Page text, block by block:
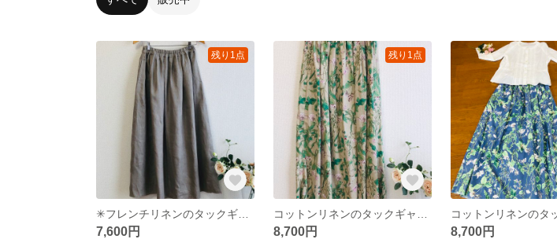
残り1点
7,600円
残り1点
8,700円 8,700円